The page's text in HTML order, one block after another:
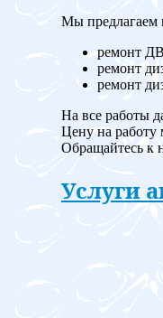
Мы предлагаем
ремонт
ремонт
ремонт
На все работы
Цену на работу
Обращайтесь к
Услуги